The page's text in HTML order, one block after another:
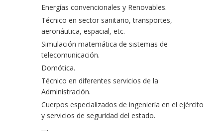
Energías convencionales y Renovables.
Técnico en sector sanitario, transportes,
aeronáutica, espacial, etc.
Simulación matemática de sistemas de
telecomunicación.
Domótica.
Técnico en diferentes servicios de la
Administración.
Cuerpos especializados de ingeniería en el ejército
y servicios de seguridad del estado.
….